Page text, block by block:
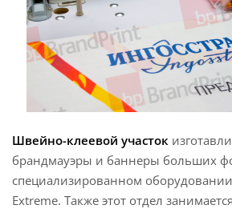
Швейно-клеевой участок
брандмауэры и баннеры больших
специализированном
Extreme. Также этот отдел